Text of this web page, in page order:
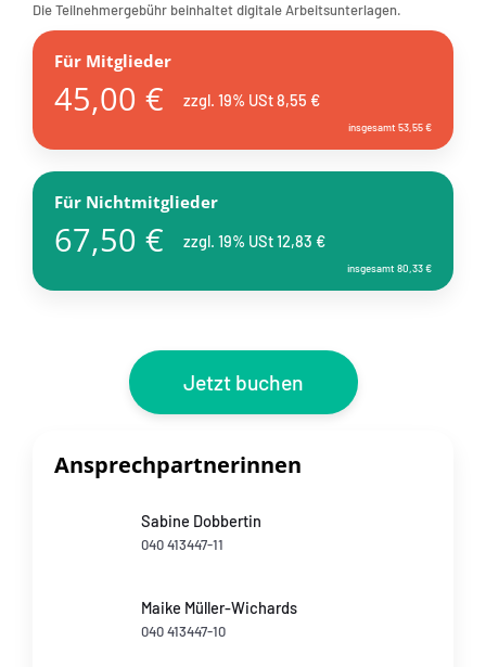
Die Teilnehmergebühr beinhaltet digitale Arbeitsunterlagen.
Für Mitglieder
45,00 € zzgl. 19% USt 8,55 €
insgesamt 53,55 €
Für Nichtmitglieder
67,50 € zzgl. 19% USt 12,83 €
insgesamt 80,33 €
Jetzt buchen
Ansprechpartnerinnen
Sabine Dobbertin
040 413447-11
Maike Müller-Wichards
040 413447-10